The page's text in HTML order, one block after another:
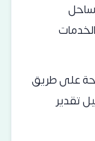
على طريق
تقدير